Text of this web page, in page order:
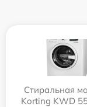
Стиральная
Korting KWD